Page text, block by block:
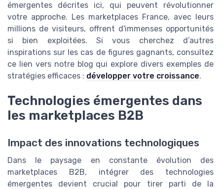
émergentes décrites ici, qui peuvent révolutionner
votre approche. Les marketplaces France, avec leurs
millions de visiteurs, offrent d'immenses opportunités
si bien exploitées. Si vous cherchez d’autres
inspirations sur les cas de figures gagnants, consultez
ce lien vers notre blog qui explore divers exemples de
stratégies efficaces : développer votre croissance.
Technologies émergentes dans
les marketplaces B2B
Impact des innovations technologiques
Dans le paysage en constante évolution des
marketplaces B2B, intégrer des technologies
émergentes devient crucial pour tirer parti de la